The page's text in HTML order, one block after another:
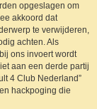
opgeslagen om
akkoord dat
te verwijderen,
achten. Als
ons invoert wordt
aan een derde partij
4 Club Nederland”
hackpoging die